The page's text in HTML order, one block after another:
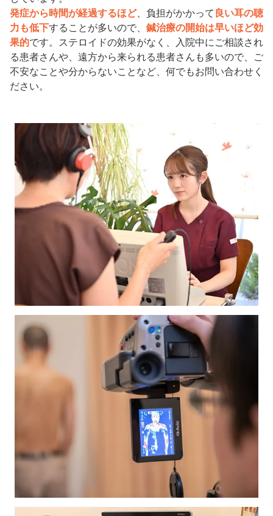
発症から時間が経過するほど、負担がかかって 良い耳の聴
力も低下することが多いので、 鍼治療の開始は早いほど効
果的です。ステロイドの効果がなく、入院中にご相談され
る患者さんや、遠方から来られる患者さんも多いので、ご
不安なことや分からないことなど、何でもお問い合わせく
ださい。